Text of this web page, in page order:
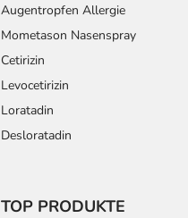
Augentropfen Allergie
Mometason Nasenspray
Cetirizin
Levocetirizin
Loratadin
Desloratadin
TOP PRODUKTE